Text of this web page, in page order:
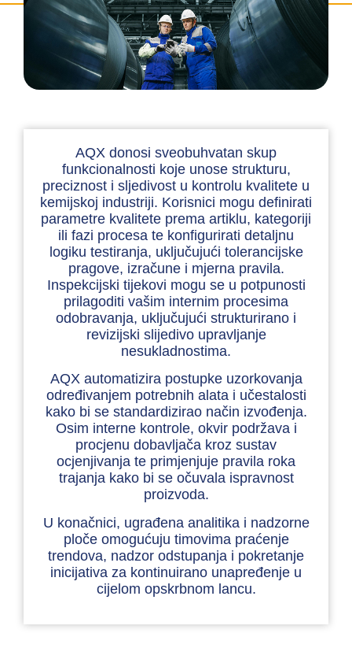
AQX donosi sveobuhvatan skup
funkcionalnosti koje unose strukturu,
preciznost i sljedivost u kontrolu kvalitete u
kemijskoj industriji. Korisnici mogu definirati
parametre kvalitete prema artiklu, kategoriji
ili fazi procesa te konfigurirati detaljnu
logiku testiranja, uključujući tolerancijske
pragove, izračune i mjerna pravila.
Inspekcijski tijekovi mogu se u potpunosti
prilagoditi vašim internim procesima
odobravanja, uključujući strukturirano i
revizijski slijedivo upravljanje
nesukladnostima.
AQX automatizira postupke uzorkovanja
određivanjem potrebnih alata i učestalosti
kako bi se standardizirao način izvođenja.
Osim interne kontrole, okvir podržava i
procjenu dobavljača kroz sustav
ocjenjivanja te primjenjuje pravila roka
trajanja kako bi se očuvala ispravnost
proizvoda.
U konačnici, ugrađena analitika i nadzorne
ploče omogućuju timovima praćenje
trendova, nadzor odstupanja i pokretanje
inicijativa za kontinuirano unapređenje u
cijelom opskrbnom lancu.